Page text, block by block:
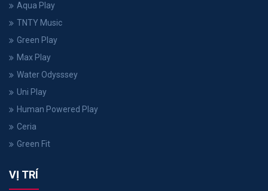
Aqua Play
TNTY Music
Green Play
Max Play
Water Odysssey
Uni Play
Human Powered Play
Ceria
Green Fit
VỊ TRÍ